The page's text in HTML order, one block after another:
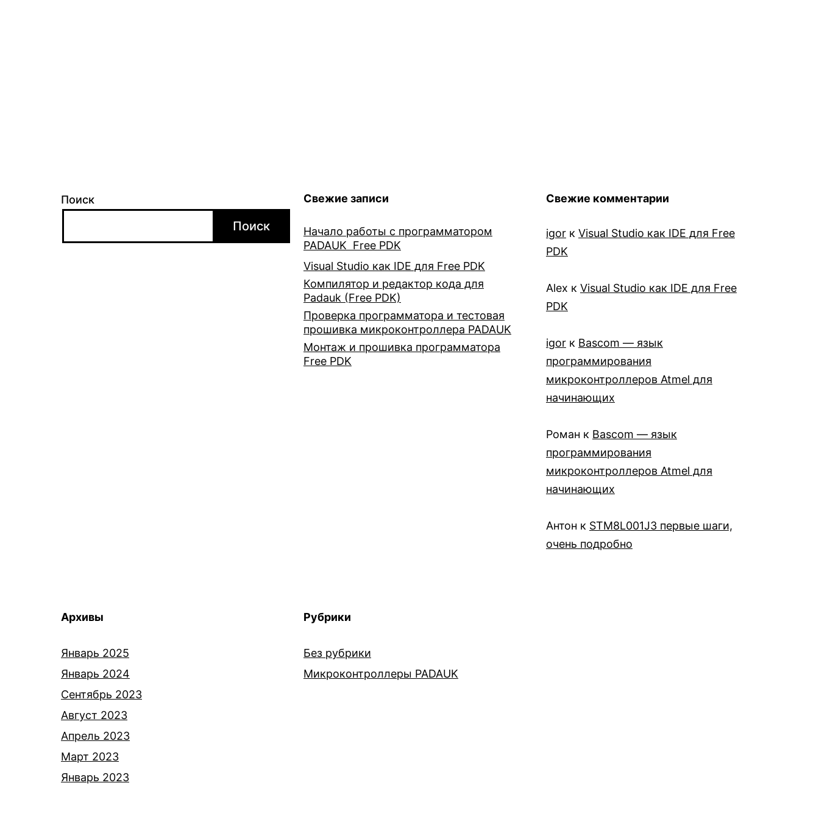
Поиск
Поиск
Свежие записи
Начало работы с программатором
PADAUK Free PDK
Visual Studio как IDE для Free PDK
Компилятор и редактор кода для
Padauk (Free PDK)
Проверка программатора и тестовая
прошивка микроконтроллера PADAUK
Монтаж и прошивка программатора
Free PDK
Свежие комментарии
igor к Visual Studio как IDE для Free
PDK
Alex к Visual Studio как IDE для Free
PDK
igor к Bascom — язык
программирования
микроконтроллеров Atmel для
начинающих
Роман к Bascom — язык
программирования
микроконтроллеров Atmel для
начинающих
Антон к STM8L001J3 первые шаги,
очень подробно
Архивы
Январь 2025
Январь 2024
Сентябрь 2023
Август 2023
Апрель 2023
Март 2023
Январь 2023
Рубрики
Без рубрики
Микроконтроллеры PADAUK